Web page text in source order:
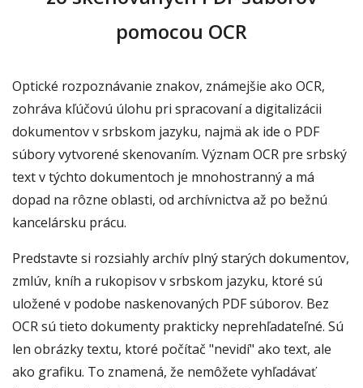
pomocou OCR
Optické rozpoznávanie znakov, známejšie ako OCR,
zohráva kľúčovú úlohu pri spracovaní a digitalizácii
dokumentov v srbskom jazyku, najmä ak ide o PDF
súbory vytvorené skenovaním. Význam OCR pre srbský
text v týchto dokumentoch je mnohostranný a má
dopad na rôzne oblasti, od archívnictva až po bežnú
kancelársku prácu.
Predstavte si rozsiahly archív plný starých dokumentov,
zmlúv, kníh a rukopisov v srbskom jazyku, ktoré sú
uložené v podobe naskenovaných PDF súborov. Bez
OCR sú tieto dokumenty prakticky neprehľadateľné. Sú
len obrázky textu, ktoré počítač "nevidí" ako text, ale
ako grafiku. To znamená, že nemôžete vyhľadávať